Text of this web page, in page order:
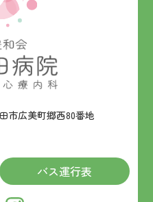
市広美町郷西80番地
バス運行表